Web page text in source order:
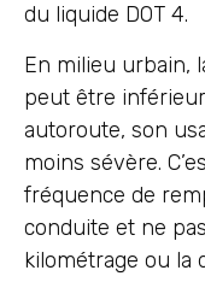
du liquide DOT 4.
En milieu urbain,
peut être
autoroute, son
moins sévère.
fréquence de
conduite et ne
kilométrage ou la